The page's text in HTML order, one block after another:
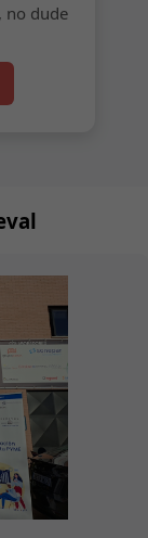
no dude